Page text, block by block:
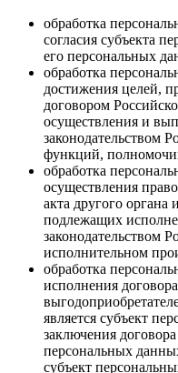
обработка
согласия субъекта
его персональных
обработка
достижения целей,
договором
осуществления и
законодательством
функций,
обработка
осуществления
акта другого
подлежащих
законодательством
исполнительном
обработка
исполнения
является субъект
заключения
персональных
субъект